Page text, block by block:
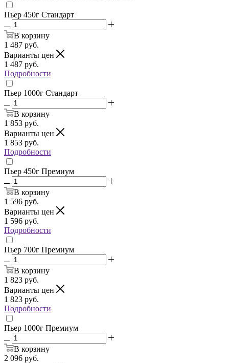
Пьер 450г Стандарт
В корзину
1 487 руб.
Варианты цен
1 487 руб.
Подробности
Пьер 1000г Стандарт
В корзину
1 853 руб.
Варианты цен
1 853 руб.
Подробности
Пьер 450г Премиум
В корзину
1 596 руб.
Варианты цен
1 596 руб.
Подробности
Пьер 700г Премиум
В корзину
1 823 руб.
Варианты цен
1 823 руб.
Подробности
Пьер 1000г Премиум
В корзину
2 096 руб.